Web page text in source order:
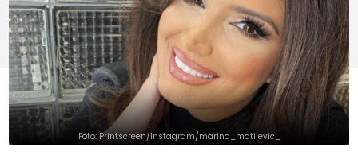
Foto: Printscreen/Instagram/marina_matijevic_